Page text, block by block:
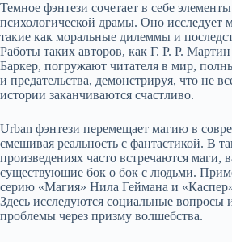
Темное фэнтези сочетает в себе
психологической драмы. Оно исследует
такие как моральные дилеммы и
Работы таких авторов, как Г. Р. Р.
Баркер, погружают читателя в мир,
и предательства, демонстрируя, что не
истории заканчиваются счастливо.
Urban фэнтези перемещает магию в
смешивая реальность с фантастикой. В
произведениях часто встречаются маги,
существующие бок о бок с людьми.
серию «Магия» Нила Геймана и
Здесь исследуются социальные вопросы
проблемы через призму волшебства.